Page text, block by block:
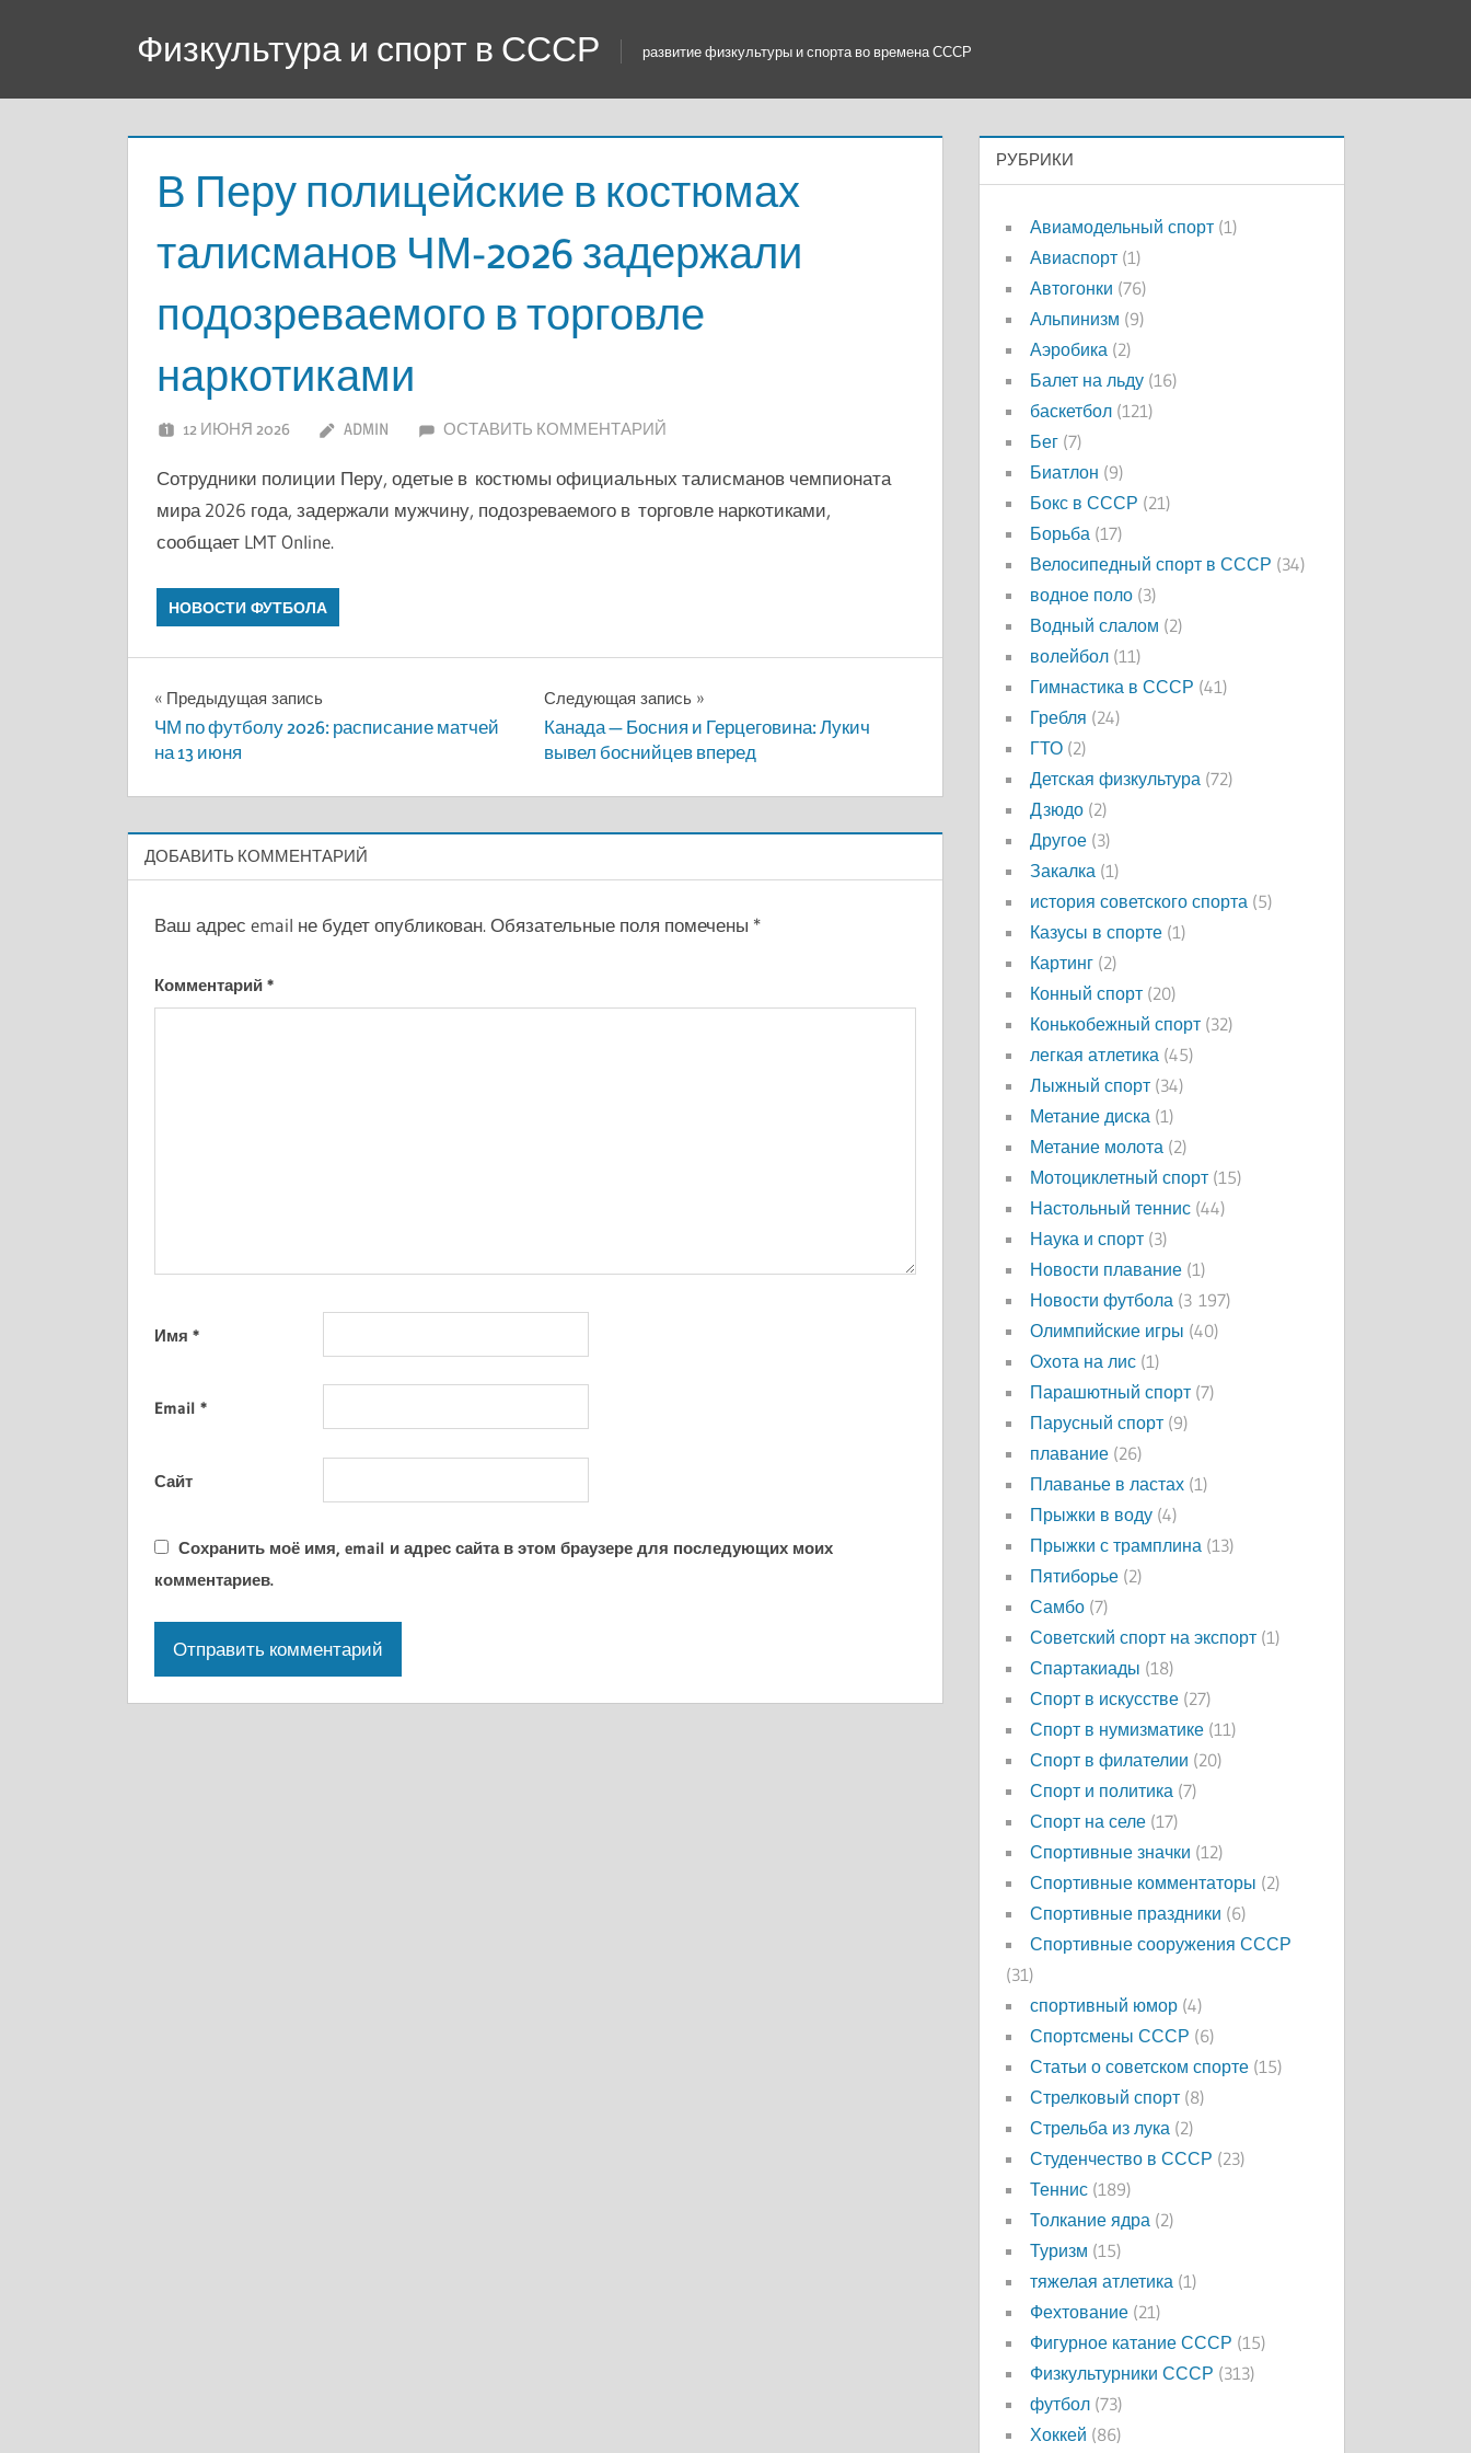
Физкультура и спорт в СССР развитие физкультуры и спорта во времена СССР
В Перу полицейские в костюмах
талисманов ЧМ-2026 задержали
подозреваемого в торговле
наркотиками
12 ИЮНЯ 2026 ADMIN ОСТАВИТЬ КОММЕНТАРИЙ
Сотрудники полиции Перу, одетые в костюмы официальных талисманов чемпионата
мира 2026 года, задержали мужчину, подозреваемого в торговле наркотиками,
сообщает LMT Online.
НОВОСТИ ФУТБОЛА
Навигация
по
записям
Предыдущая запись
ЧМ по футболу 2026: расписание матчей
на 13 июня
Следующая запись
Канада — Босния и Герцеговина: Лукич
вывел боснийцев вперед
ДОБАВИТЬ КОММЕНТАРИЙ
Ваш адрес email не будет опубликован.Обязательные поля помечены *
Комментарий *
Имя *
Email *
Сайт
Сохранить моё имя, email и адрес сайта в этом браузере для последующих моих
комментариев.
РУБРИКИ
Авиамодельный спорт (1)
Авиаспорт (1)
Автогонки (76)
Альпинизм (9)
Аэробика (2)
Балет на льду (16)
баскетбол (121)
Бег (7)
Биатлон (9)
Бокс в СССР (21)
Борьба (17)
Велосипедный спорт в СССР (34)
водное поло (3)
Водный слалом (2)
волейбол (11)
Гимнастика в СССР (41)
Гребля (24)
ГТО (2)
Детская физкультура (72)
Дзюдо (2)
Другое (3)
Закалка (1)
история советского спорта (5)
Казусы в спорте (1)
Картинг (2)
Конный спорт (20)
Конькобежный спорт (32)
легкая атлетика (45)
Лыжный спорт (34)
Метание диска (1)
Метание молота (2)
Мотоциклетный спорт (15)
Настольный теннис (44)
Наука и спорт (3)
Новости плавание (1)
Новости футбола (3 197)
Олимпийские игры (40)
Охота на лис (1)
Парашютный спорт (7)
Парусный спорт (9)
плавание (26)
Плаванье в ластах (1)
Прыжки в воду (4)
Прыжки с трамплина (13)
Пятиборье (2)
Самбо (7)
Советский спорт на экспорт (1)
Спартакиады (18)
Спорт в искусстве (27)
Спорт в нумизматике (11)
Спорт в филателии (20)
Спорт и политика (7)
Спорт на селе (17)
Спортивные значки (12)
Спортивные комментаторы (2)
Спортивные праздники (6)
Спортивные сооружения СССР
(31)
спортивный юмор (4)
Спортсмены СССР (6)
Статьи о советском спорте (15)
Стрелковый спорт (8)
Стрельба из лука (2)
Студенчество в СССР (23)
Теннис (189)
Толкание ядра (2)
Туризм (15)
тяжелая атлетика (1)
Фехтование (21)
Фигурное катание СССР (15)
Физкультурники СССР (313)
футбол (73)
Хоккей (86)